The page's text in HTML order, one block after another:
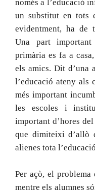
només a l’educació
un substitut en tots
evidentment, ha de
Una part important
primària es fa a
els amics. Dit d’una
l’educació ateny als
més important
les escoles i
important d’hores
que dimiteixi
alienes tota
Per açò, el problema
mentre els alumnes